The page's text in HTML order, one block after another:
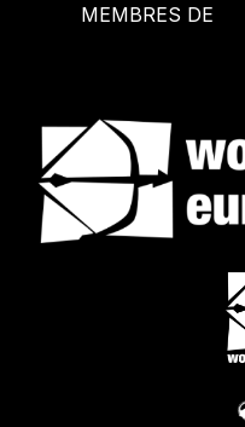
MEMBRES DE